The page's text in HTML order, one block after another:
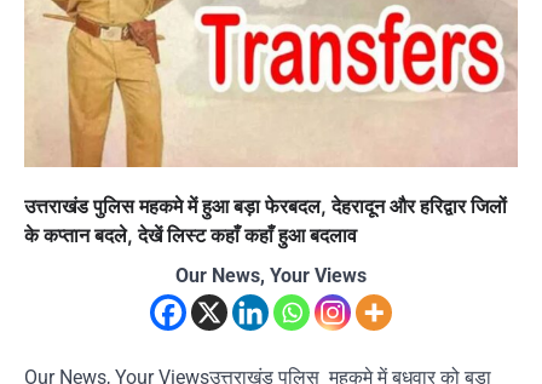
उत्तराखंड पुलिस महकमे में हुआ बड़ा फेरबदल, देहरादून और हरिद्वार जिलों
के कप्तान बदले, देखें लिस्ट कहाँ कहाँ हुआ बदलाव
Our News, Your Views
Our News, Your Viewsउत्तराखंड पुलिस महकमे में बुधवार को बड़ा